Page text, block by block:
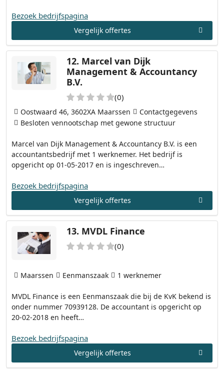
Bezoek bedrijfspagina
Vergelijk offertes
12. Marcel van Dijk
Management & Accountancy
B.V.
(0)
Marcel van Dijk Management & Accountancy B.V. is een
accountantsbedrijf met 1 werknemer. Het bedrijf is
opgericht op 01-05-2017 en is ingeschreven…
Oostwaard 46, 3602XA Maarssen
Contactgegevens
Besloten vennootschap met gewone structuur
Bezoek bedrijfspagina
Vergelijk offertes
13. MVDL Finance
(0)
MVDL Finance is een Eenmanszaak die bij de KvK bekend is
onder nummer 70939128. De accountant is opgericht op
20-02-2018 en heeft…
Maarssen Eenmanszaak 1 werknemer
Bezoek bedrijfspagina
Vergelijk offertes